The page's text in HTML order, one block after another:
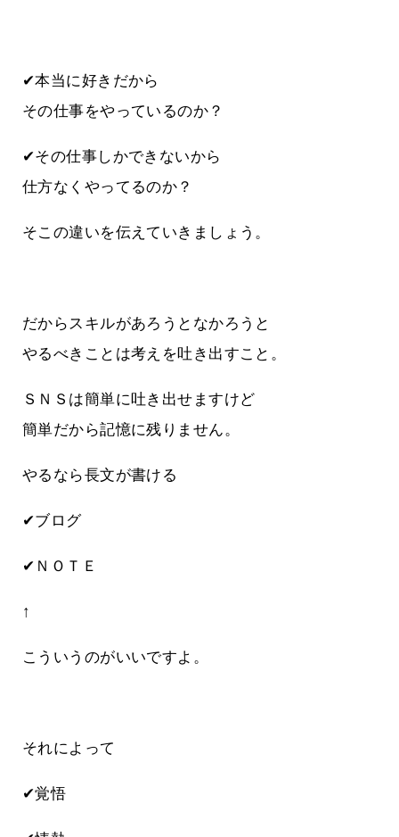
✔本当に好きだから
その仕事をやっているのか？
✔その仕事しかできないから
仕方なくやってるのか？
そこの違いを伝えていきましょう。
だからスキルがあろうとなかろうと
やるべきことは考えを吐き出すこと。
ＳＮＳは簡単に吐き出せますけど
簡単だから記憶に残りません。
やるなら長文が書ける
✔ブログ
✔ＮＯＴＥ
↑
こういうのがいいですよ。
それによって
✔覚悟